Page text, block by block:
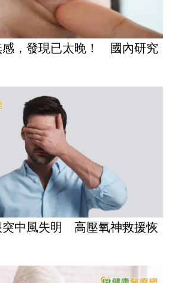
感，發現已太晚！ 國內研究
突中風失明 高壓氧神救援恢